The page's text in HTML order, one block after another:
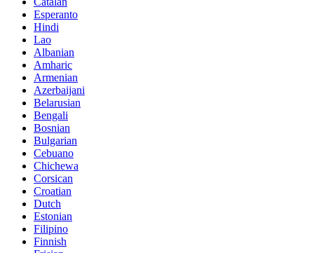
Esperanto
Hindi
Lao
Albanian
Amharic
Armenian
Azerbaijani
Belarusian
Bengali
Bosnian
Bulgarian
Cebuano
Chichewa
Corsican
Croatian
Dutch
Estonian
Filipino
Finnish